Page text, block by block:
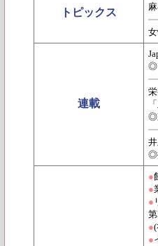
トピックス
連載
◎
◎
◎
●
●
●
●
●